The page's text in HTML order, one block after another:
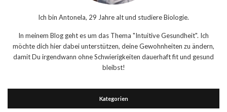
Ich bin Antonela, 29 Jahre alt und studiere Biologie.
In meinem Blog geht es um das Thema "Intuitive Gesundheit". Ich
möchte dich hier dabei unterstützen, deine Gewohnheiten zu ändern,
damit Du irgendwann ohne Schwierigkeiten dauerhaft fit und gesund
bleibst!
Kategorien